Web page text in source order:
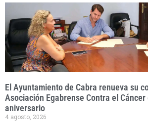
El Ayuntamiento de Cabra renueva su
Asociación Egabrense Contra el Cáncer
aniversario
4 agosto, 2026